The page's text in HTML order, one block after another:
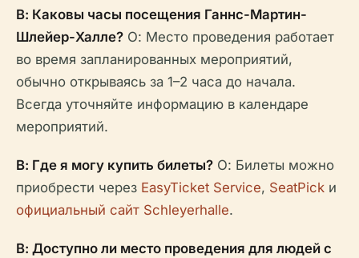
В: Каковы часы посещения Ганнс-Мартин-
Шлейер-Халле? О: Место проведения работает
во время запланированных мероприятий,
обычно открываясь за 1–2 часа до начала.
Всегда уточняйте информацию в календаре
мероприятий.
В: Где я могу купить билеты? О: Билеты можно
приобрести через EasyTicket Service, SeatPick и
официальный сайт Schleyerhalle.
В: Доступно ли место проведения для людей с